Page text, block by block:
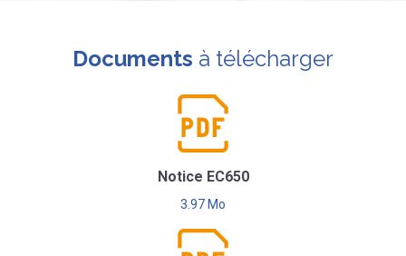
Documents à télécharger
Notice EC650
3.97 Mo